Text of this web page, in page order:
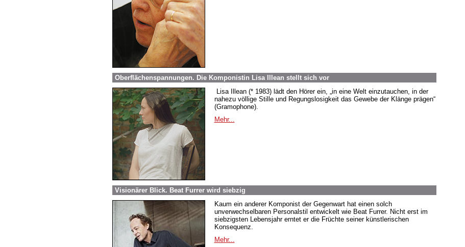
Oberflächenspannungen. Die Komponistin Lisa Illean stellt sich vor
Lisa Illean (* 1983) lädt den Hörer ein, „in eine Welt einzutauchen, in der
nahezu völlige Stille und Regungslosigkeit das Gewebe der Klänge prägen“
(Gramophone).
Mehr...
Visionärer Blick. Beat Furrer wird siebzig
Kaum ein anderer Komponist der Gegenwart hat einen solch
unverwechselbaren Personalstil entwickelt wie Beat Furrer. Nicht erst im
siebzigsten Lebensjahr erntet er die Früchte seiner künstlerischen
Konsequenz.
Mehr...